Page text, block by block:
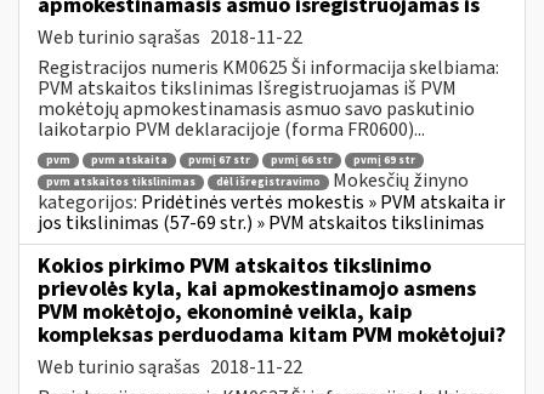
Web turinio sąrašas 2018-11-22
Registracijos numeris KM0625 Ši informacija skelbiama:
PVM atskaitos tikslinimas Išregistruojamas iš PVM
mokėtojų apmokestinamasis asmuo savo paskutinio
laikotarpio PVM deklaracijoje (forma FR0600)...
pvm pvm atskaita pvmį 67 str pvmį 66 str
pvmį 69 str
pvm atskaitos tikslinimas
dėl išregistravimo
Mokesčių žinyno
kategorijos: Pridėtinės vertės mokestis » PVM atskaita ir
jos tikslinimas (57-69 str.) » PVM atskaitos tikslinimas
Kokios pirkimo PVM atskaitos tikslinimo
prievolės kyla, kai apmokestinamojo asmens
PVM mokėtojo, ekonominė veikla, kaip
kompleksas perduodama kitam PVM mokėtojui?
Web turinio sąrašas 2018-11-22